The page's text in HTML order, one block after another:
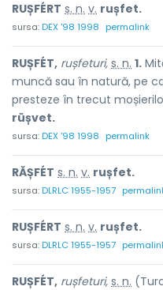
RUȘFÉRT s. n. v. rușfet.
sursa:DEX '98 1998 permalink
RUȘFÉT, rușfeturi, s. n. 1.
muncă sau în natură, pe
presteze în trecut
rüșvet.
sursa:DEX '98 1998 permalink
RĂȘFÉT s. n. v. rușfet.
sursa:DLRLC 1955-1957
RUȘFÉRT s. n. v. rușfet.
sursa:DLRLC 1955-1957
RUȘFÉT, rușfeturi, s. n.